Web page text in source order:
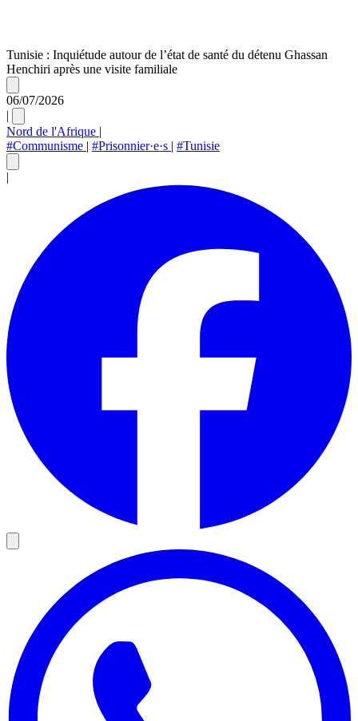
Tunisie : Inquiétude autour de l’état de santé du détenu Ghassan
Henchiri après une visite familiale
06/07/2026
|
Nord de l'Afrique |
#Communisme | #Prisonnier·e·s | #Tunisie
|